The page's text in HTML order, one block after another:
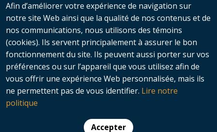
© 2026 Fête du nautisme - Nautisme
Québec | Tous droits réservés​ |
personnels
Afin d’améliorer votre expérience de navigation sur
notre site Web ainsi que la qualité de nos contenus et de
nos communications, nous utilisons des témoins
(cookies). Ils servent principalement à assurer le bon
fonctionnement du site. Ils peuvent aussi porter sur vos
préférences ou sur l’appareil que vous utilisez afin de
vous offrir une expérience Web personnalisée, mais ils
ne permettent pas de vous identifier. Lire notre
politique
Accepter